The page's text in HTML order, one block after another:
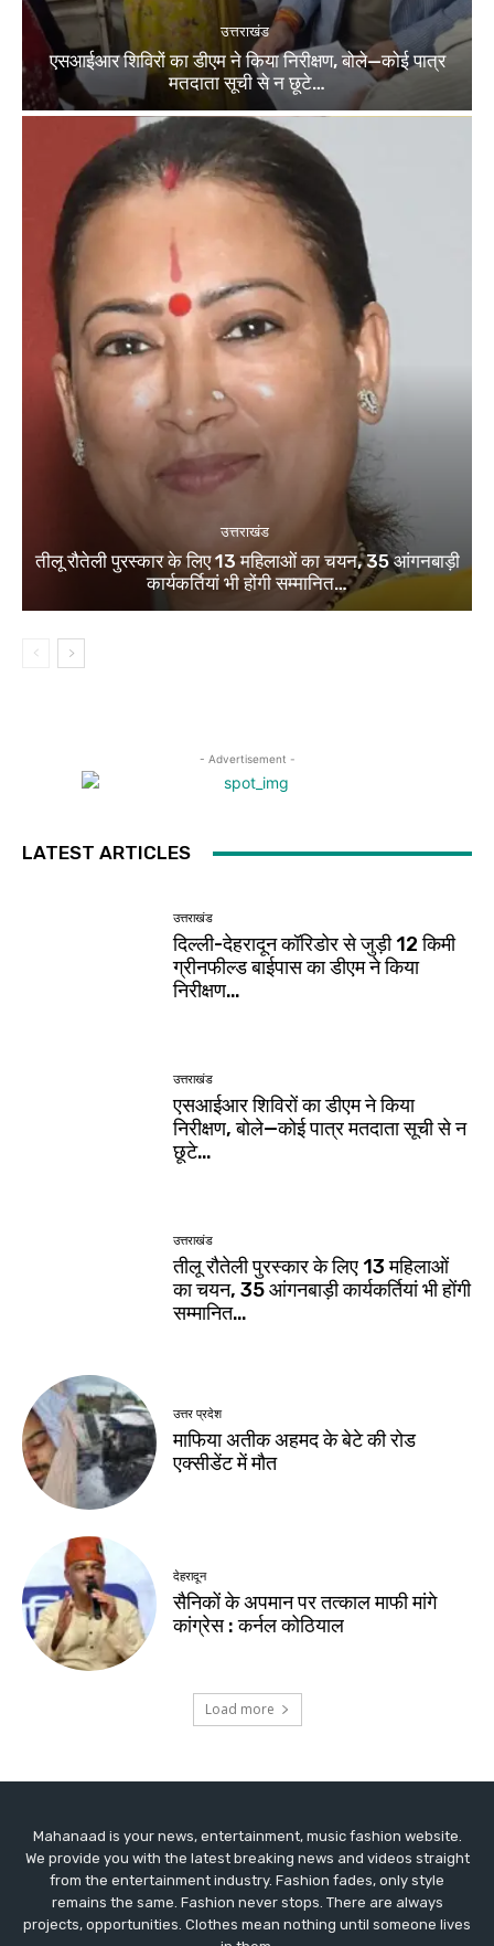
उत्तराखंड
एसआईआर शिविरों का डीएम ने किया निरीक्षण, बोले—कोई पात्र
मतदाता सूची से न छूटे…
उत्तराखंड
तीलू रौतेली पुरस्कार के लिए 13 महिलाओं का चयन, 35 आंगनबाड़ी
कार्यकर्तियां भी होंगी सम्मानित…
- Advertisement -
LATEST ARTICLES
उत्तराखंड
दिल्ली-देहरादून कॉरिडोर से जुड़ी 12 किमी
ग्रीनफील्ड बाईपास का डीएम ने किया
निरीक्षण…
उत्तराखंड
एसआईआर शिविरों का डीएम ने किया
निरीक्षण, बोले—कोई पात्र मतदाता सूची से न
छूटे…
उत्तराखंड
तीलू रौतेली पुरस्कार के लिए 13 महिलाओं
का चयन, 35 आंगनबाड़ी कार्यकर्तियां भी होंगी
सम्मानित…
उत्तर प्रदेश
माफिया अतीक अहमद के बेटे की रोड
एक्सीडेंट में मौत
देहरादून
सैनिकों के अपमान पर तत्काल माफी मांगे
कांग्रेस : कर्नल कोठियाल
Load more
Mahanaad is your news, entertainment, music fashion website.
We provide you with the latest breaking news and videos straight
from the entertainment industry. Fashion fades, only style
remains the same. Fashion never stops. There are always
projects, opportunities. Clothes mean nothing until someone lives